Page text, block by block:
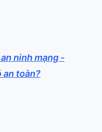
ninh mạng -
an toàn?